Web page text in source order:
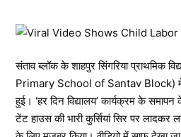
संताव ब्लॉक के शाहपुर सिंगरिया प्राथमिक
Primary School of Santav Block)
हुई। ‘हर दिन विद्यालय’ कार्यक्रम के समापन
टेंट हाउस की भारी कुर्सियां सिर पर